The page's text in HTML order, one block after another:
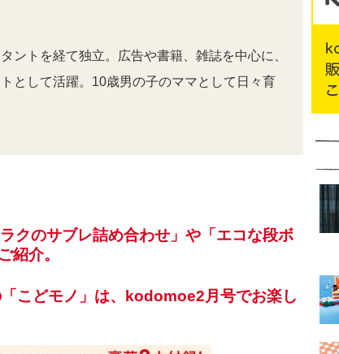
ントを経て独立。広告や書籍、雑誌を中心に、
として活躍。10歳男の子のママとして日々育
クのサブレ詰め合わせ」や「エコな段ボ
紹介。
こどモノ」は、kodomoe2月号でお楽し